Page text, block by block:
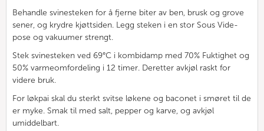
Behandle svinesteken for å fjerne biter av ben, brusk og grove
sener, og krydre kjøttsiden. Legg steken i en stor Sous Vide-
pose og vakuumer strengt.
Stek svinesteken ved 69°C i kombidamp med 70% Fuktighet og
50% varmeomfordeling i 12 timer. Deretter avkjøl raskt for
videre bruk.
For løkpai skal du sterkt svitse løkene og baconet i smøret til de
er myke. Smak til med salt, pepper og karve, og avkjøl
umiddelbart.